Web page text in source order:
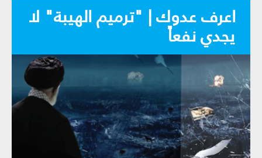
اعرف عدوك | "ترميم الهيبة" لا
يجدي نفعاً